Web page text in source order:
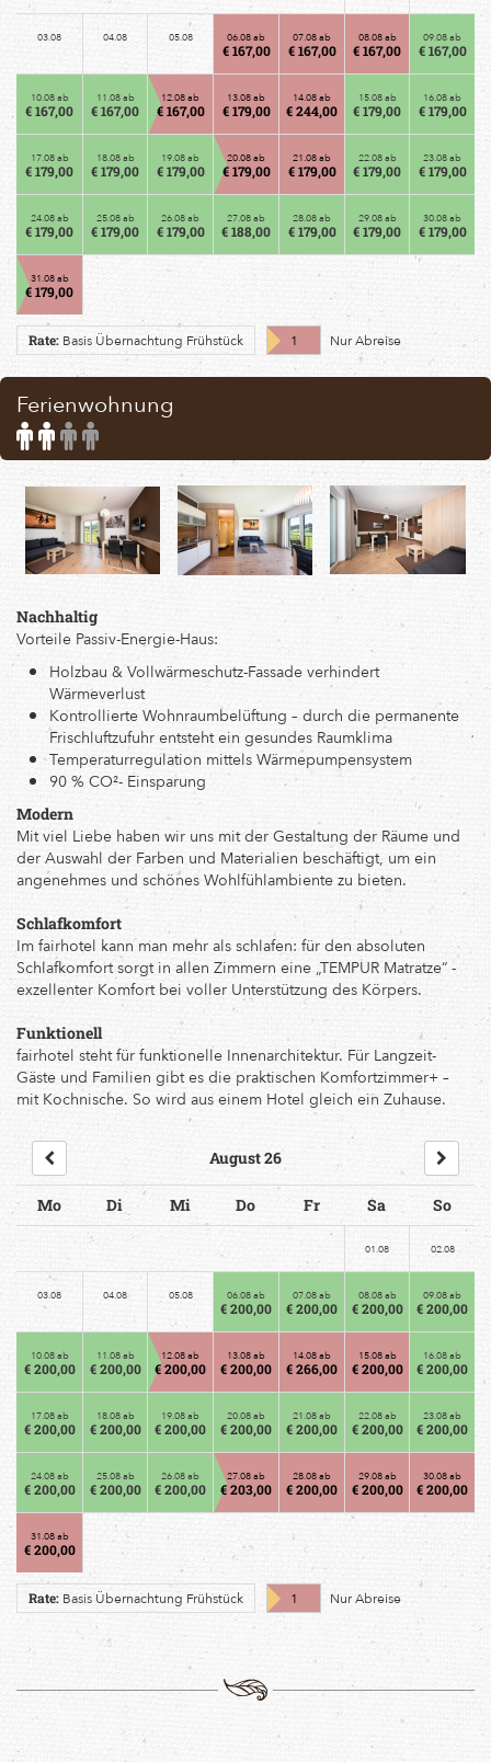
03.08 04.08 05.08 06.08 ab
€ 167,00
07.08 ab
€ 167,00
08.08 ab
€ 167,00
09.08 ab
€ 167,00
10.08 ab
€ 167,00
11.08 ab
€ 167,00
12.08 ab
€ 167,00
13.08 ab
€ 179,00
14.08 ab
€ 244,00
15.08 ab
€ 179,00
16.08 ab
€ 179,00
17.08 ab
€ 179,00
18.08 ab
€ 179,00
19.08 ab
€ 179,00
20.08 ab
€ 179,00
21.08 ab
€ 179,00
22.08 ab
€ 179,00
23.08 ab
€ 179,00
24.08 ab
€ 179,00
25.08 ab
€ 179,00
26.08 ab
€ 179,00
27.08 ab
€ 188,00
28.08 ab
€ 179,00
29.08 ab
€ 179,00
30.08 ab
€ 179,00
31.08 ab
€ 179,00
Rate: Basis Übernachtung Frühstück 1 Nur Abreise
Ferienwohnung
Standard
occupancy:
2
persons
Additional
occupancy
possible
up
to
4
persons
Nachhaltig
Vorteile Passiv-Energie-Haus:
Holzbau & Vollwärmeschutz-Fassade verhindert
Wärmeverlust
Kontrollierte Wohnraumbelüftung – durch die permanente
Frischluftzufuhr entsteht ein gesundes Raumklima
Temperaturregulation mittels Wärmepumpensystem
90 % CO²- Einsparung
Modern
Mit viel Liebe haben wir uns mit der Gestaltung der Räume und
der Auswahl der Farben und Materialien beschäftigt, um ein
angenehmes und schönes Wohlfühlambiente zu bieten.
Schlafkomfort
Im fairhotel kann man mehr als schlafen: für den absoluten
Schlafkomfort sorgt in allen Zimmern eine „TEMPUR Matratze“ -
exzellenter Komfort bei voller Unterstützung des Körpers.
Funktionell
fairhotel steht für funktionelle Innenarchitektur. Für Langzeit-
Gäste und Familien gibt es die praktischen Komfortzimmer+ –
mit Kochnische. So wird aus einem Hotel gleich ein Zuhause.
August 26
Mo Di Mi Do Fr Sa So
01.08 02.08
03.08 04.08 05.08 06.08 ab
€ 200,00
07.08 ab
€ 200,00
08.08 ab
€ 200,00
09.08 ab
€ 200,00
10.08 ab
€ 200,00
11.08 ab
€ 200,00
12.08 ab
€ 200,00
13.08 ab
€ 200,00
14.08 ab
€ 266,00
15.08 ab
€ 200,00
16.08 ab
€ 200,00
17.08 ab
€ 200,00
18.08 ab
€ 200,00
19.08 ab
€ 200,00
20.08 ab
€ 200,00
21.08 ab
€ 200,00
22.08 ab
€ 200,00
23.08 ab
€ 200,00
24.08 ab
€ 200,00
25.08 ab
€ 200,00
26.08 ab
€ 200,00
27.08 ab
€ 203,00
28.08 ab
€ 200,00
29.08 ab
€ 200,00
30.08 ab
€ 200,00
31.08 ab
€ 200,00
Rate: Basis Übernachtung Frühstück 1 Nur Abreise